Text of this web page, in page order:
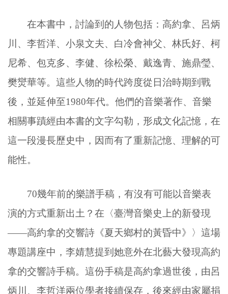
在本書中，討論到的人物包括：高約拿、呂炳
川、李哲洋、小泉文夫、白冷會神父、林氏好、柯
尼希、包克多、李健、徐松榮、戴逸青、施鼎瑩、
樊爕華等。這些人物的時代跨度從日治時期到戰
後，並延伸至1980年代。他們的音樂著作、音樂
相關事蹟經由本書的文字勾勒，形成文化記憶，在
這一段漫長歷史中，因而有了重新記憶、理解的可
能性。
70幾年前的樂譜手稿，有沒有可能以音樂表
演的方式重新出土？在〈臺灣音樂史上的新發現
——高約拿的交響詩《夏天鄉村的黃昏中》〉這場
專題講座中，李婧慧提到她意外在北藝大發現高約
拿的交響詩手稿。這份手稿是高約拿過世後，由呂
炳川、李哲洋兩位學者接續保存，後來經由家屬捐